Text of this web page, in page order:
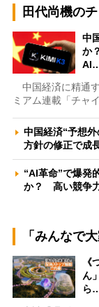
田代尚機の
中
か
中国経済に精通
ミアム連載「チャ
中国経済“予想
方針の修正で成
“AI革命”で爆発
か？ 高い競争
「みんなで
《
ん
ら